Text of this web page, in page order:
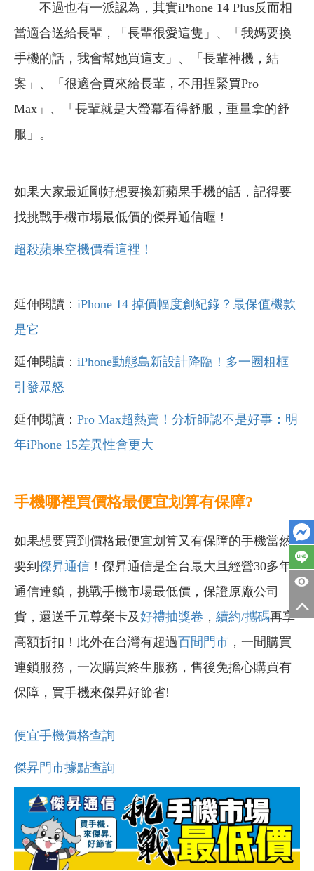
不過也有一派認為，其實iPhone 14 Plus反而相
當適合送給長輩，「長輩很愛這隻」、「我媽要換
手機的話，我會幫她買這支」、「長輩神機，結
案」、「很適合買來給長輩，不用捏緊買Pro
Max」、「長輩就是大螢幕看得舒服，重量拿的舒
服」。
如果大家最近剛好想要換新蘋果手機的話，記得要
找挑戰手機市場最低價的傑昇通信喔！
超殺蘋果空機價看這裡！
延伸閱讀： iPhone 14 掉價幅度創紀錄？最保值機款
是它
延伸閱讀： iPhone動態島新設計降臨！多一圈粗框
引發眾怒
延伸閱讀： Pro Max超熱賣！分析師認不是好事：明
年iPhone 15差異性會更大
手機哪裡買價格最便宜划算有保障?
如果想要買到價格最便宜划算又有保障的手機當然
要到 傑昇通信 ！傑昇通信是全台最大且經營30多年
通信連鎖，挑戰手機市場最低價，保證原廠公司
貨，還送千元尊榮卡及好禮抽獎卷 ， 續約/攜碼再享
高額折扣！此外在台灣有超過百間門市 ，一間購買
連鎖服務，一次購買終生服務，售後免擔心購買有
保障，買手機來傑昇好節省!
便宜手機價格查詢
傑昇門市據點查詢